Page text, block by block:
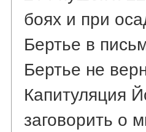
боях и при
Бертье в
Бертье не
Капитуляция
заговорить о